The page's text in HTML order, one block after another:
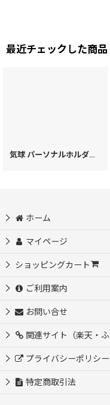
最近チェックした商品
気球 パーソナルホルダー［t］
ホーム
マイページ
ショッピングカート
ご利用案内
お問い合せ
関連サイト（楽天・
プライバシーポリシー
特定商取引法